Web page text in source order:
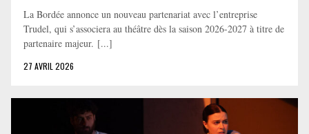
La Bordée annonce un nouveau partenariat avec l’entreprise
Trudel, qui s’associera au théâtre dès la saison 2026-2027 à titre de
partenaire majeur. [...]
27 AVRIL 2026